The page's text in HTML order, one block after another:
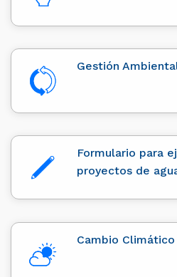
Gestión
Formulario para
proyectos de
Cambio Climático